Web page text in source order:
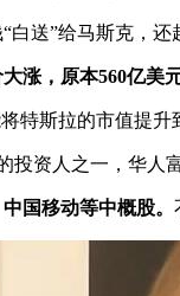
送”给马斯克，还
，原本560亿美
特斯拉的市值提升
资人之一，华人
国移动等中概股。